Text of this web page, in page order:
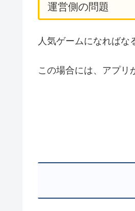
運営側の問題
人気ゲームになればな
この場合には、アプリ